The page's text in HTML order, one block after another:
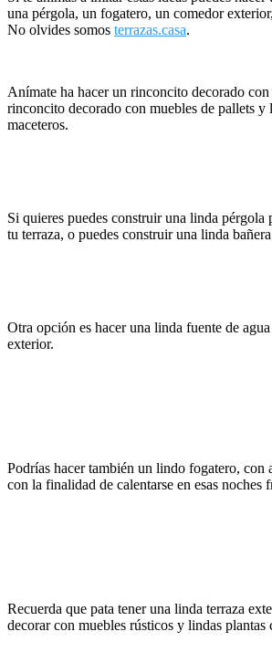
una pérgola, un fogatero, un comedor
No olvides somos terrazas.casa.
Anímate ha hacer un rinconcito decorado con
rinconcito decorado con muebles de pallets y
maceteros.
Si quieres puedes construir una linda pérgola
tu terraza, o puedes construir una linda
Otra opción es hacer una linda fuente de
exterior.
Podrías hacer también un lindo fogatero, con
con la finalidad de calentarse en esas noches
Recuerda que pata tener una linda terraza
decorar con muebles rústicos y lindas plantas